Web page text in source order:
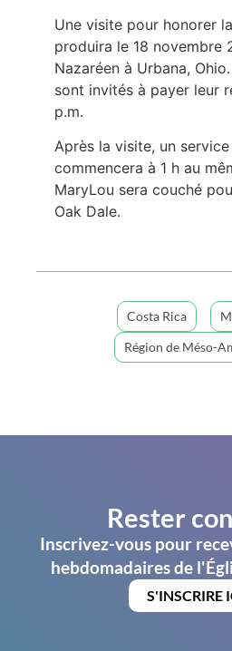
Une visite pour honorer
produira le 18 novembre
Nazaréen à Urbana,
sont invités à payer leur
p.m.
Après la visite, un
commencera à 1 h au
MaryLou sera couché
Oak Dale.
Costa Rica
Région de Méso-
Rester
Inscrivez-vous pour
hebdomadaires de
S'INSCRIRE